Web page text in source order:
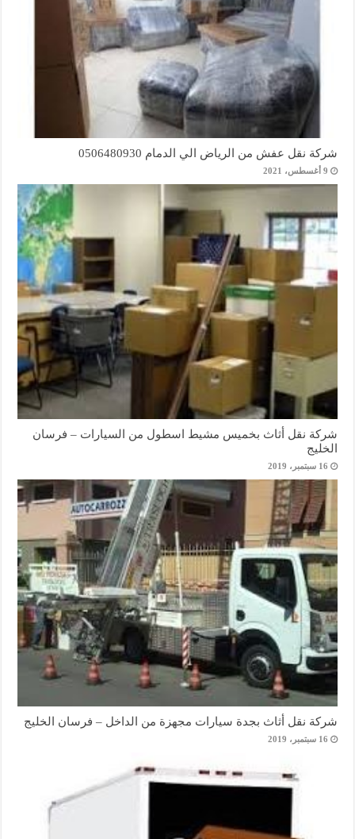
شركة نقل عفش من الرياض الي الدمام 0506480930
9 أغسطس، 2021
شركة نقل أثاث بخميس مشيط اسطول من السيارات – فرسان
الخليج
16 سبتمبر، 2019
شركة نقل أثاث بجدة سيارات مجهزة من الداخل – فرسان الخليج
16 سبتمبر، 2019